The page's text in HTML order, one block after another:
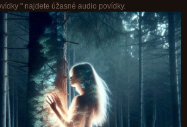
" najdete úžasné audio povídky.